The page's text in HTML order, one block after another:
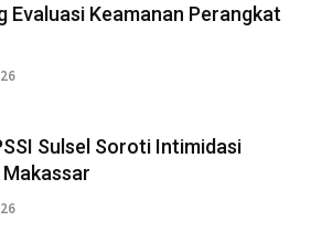
Evaluasi Keamanan Perangkat
Sulsel Soroti Intimidasi